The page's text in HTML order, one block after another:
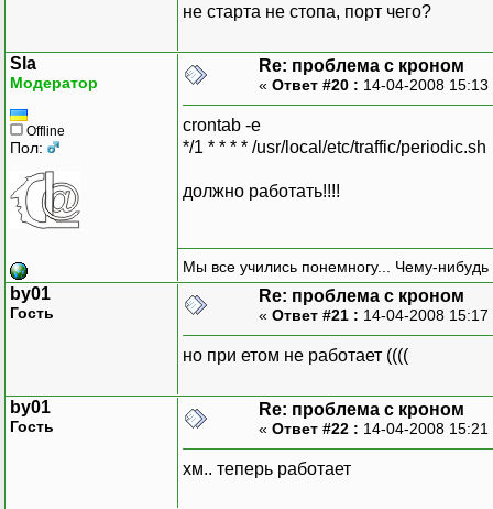
не старта не стопа, порт чего?
Sla
Модератор
Offline
Пол:
Re: проблема с кроном
« Ответ #20 : 14-04-2008
crontab -e
*/1 * * * * /usr/local/etc/traffic/periodic.sh
должно работать!!!!
Мы все учились понемногу... Чему-нибудь
by01
Гость
Re: проблема с кроном
« Ответ #21 : 14-04-2008
но при етом не работает ((((
by01
Гость
Re: проблема с кроном
« Ответ #22 : 14-04-2008
хм.. теперь работает